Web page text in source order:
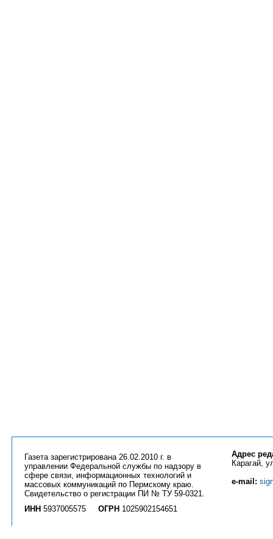
Газета зарегистрирована 26.02.2010 г. в
управлении Федеральной службы по надзору в
сфере связи, информационных технологий и
массовых коммуникаций по Пермскому краю.
Свидетельство о регистрации ПИ № ТУ 59-0321.
ИНН 5937005575 ОГРН 1025902154651
Адрес
Карагай,
e-mail: